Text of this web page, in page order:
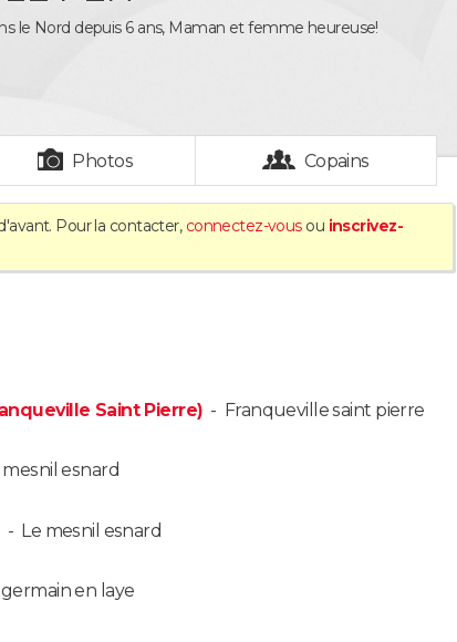
le Nord depuis 6 ans, Maman et femme heureuse!
Photos Copains
Pour la contacter, connectez-vousou inscrivez-
Saint Pierre) - Franqueville saint pierre
mesnil esnard
- Le mesnil esnard
en laye